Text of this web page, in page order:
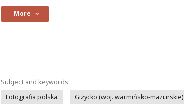
More
Subject and keywords:
Fotografia polska
Giżycko (woj. warmińsko-mazurskie)